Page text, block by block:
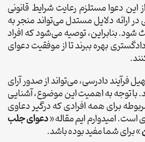
این دعوا مستلزم رعایت شرایط قانونی
ارائه دلایل مستدل می‌تواند منجر به
بنابراین، توصیه می‌شود که افراد
بهره ببرند تا از موفقیت دعوای
فرآیند دادرسی، می‌تواند از صدور آرای
با توجه به اهمیت این موضوع، آشنایی
برای همه افرادی که درگیر دعاوی
امیدوارم ایم مقاله «دعوای جلب
» برای شما مفید بوده باشد.